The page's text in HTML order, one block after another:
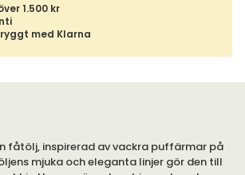
1.500 kr
med Klarna
fåtölj, inspirerad av vackra puffärmar på
mjuka och eleganta linjer gör den till